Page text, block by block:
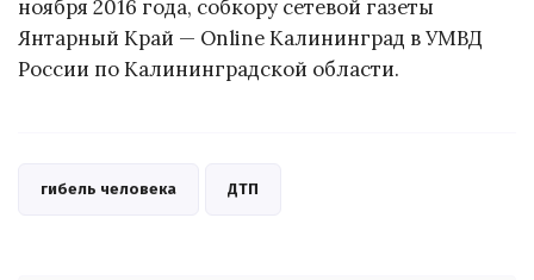
ноября 2016 года, собкору сетевой газеты
Янтарный Край — Online Калининград в УМВД
России по Калининградской области.
гибель человека ДТП